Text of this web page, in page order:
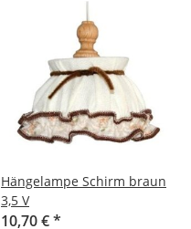
Hängelampe Schirm braun
3,5 V
10,70 €*